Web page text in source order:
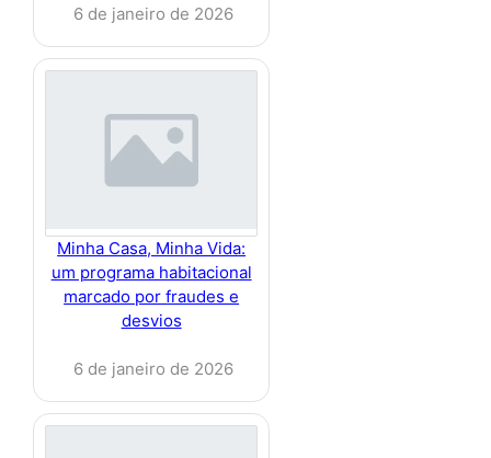
6 de janeiro de 2026
Minha Casa, Minha Vida:
um programa habitacional
marcado por fraudes e
desvios
6 de janeiro de 2026